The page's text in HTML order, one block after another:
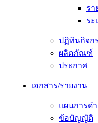
รา
ระ
ปฏิทินกิจก
ผลิตภัณฑ์
ประกาศ
เอกสาร/รายงาน
แผนการด
ข้อบัญญัติ